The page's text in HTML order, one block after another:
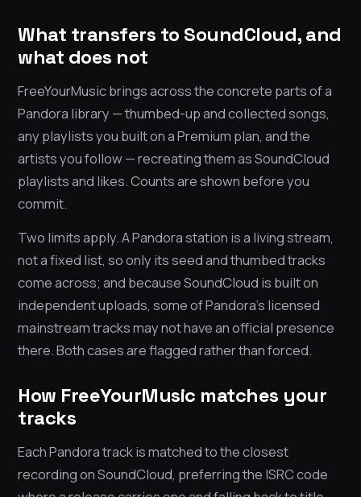
What transfers to SoundCloud, and
what does not
FreeYourMusic brings across the concrete parts of a
Pandora library — thumbed-up and collected songs,
any playlists you built on a Premium plan, and the
artists you follow — recreating them as SoundCloud
playlists and likes. Counts are shown before you
commit.
Two limits apply. A Pandora station is a living stream,
not a fixed list, so only its seed and thumbed tracks
come across; and because SoundCloud is built on
independent uploads, some of Pandora’s licensed
mainstream tracks may not have an official presence
there. Both cases are flagged rather than forced.
How FreeYourMusic matches your
tracks
Each Pandora track is matched to the closest
recording on SoundCloud, preferring the ISRC code